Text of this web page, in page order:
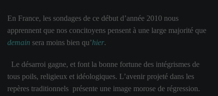
En France, les sondages de ce début d’année 2010 nous
apprennent que nos concitoyens pensent à une large majorité que
demain sera moins bien qu’hier.
Le désarroi gagne, et font la bonne fortune des intégrismes de
tous poils, religieux et idéologiques. L’avenir projeté dans les
repères traditionnels présente une image morose de régression.